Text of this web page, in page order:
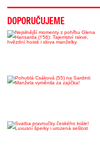
DOPORUČUJEME